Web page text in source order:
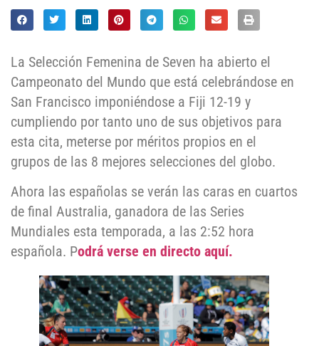
La Selección Femenina de Seven ha abierto el
Campeonato del Mundo que está celebrándose en
San Francisco imponiéndose a Fiji 12-19 y
cumpliendo por tanto uno de sus objetivos para
esta cita, meterse por méritos propios en el
grupos de las 8 mejores selecciones del globo.
Ahora las españolas se verán las caras en cuartos
de final Australia, ganadora de las Series
Mundiales esta temporada, a las 2:52 hora
española. Podrá verse en directo aquí.